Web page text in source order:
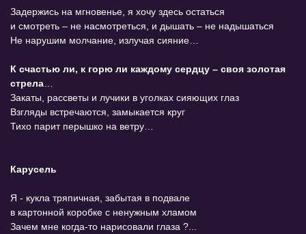
Задержись на мгновенье, я хочу здесь остаться
и смотреть – не насмотреться, и дышать – не надышаться
Не нарушим молчание, излучая сияние…
К счастью ли, к горю ли каждому сердцу – своя золотая
стрела
Закаты, рассветы и лучики в уголках сияющих глаз
Взгляды встречаются, замыкается круг
Тихо парит перышко на ветру…
Карусель
Я - кукла тряпичная, забытая в подвале
в картонной коробке с ненужным хламом
Зачем мне когда-то нарисовали глаза ?...